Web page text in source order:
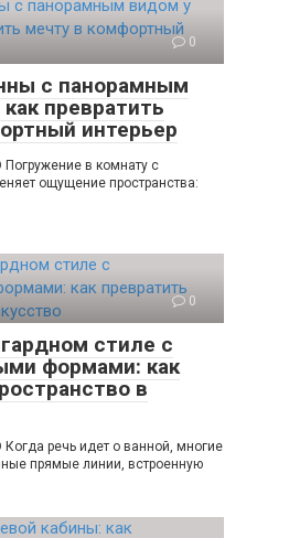
0
с панорамным
превратить
интерьер
Погружение в комнату с
ощущение пространства:
0
стиле с
формами: как
в
Когда речь идет о ванной, многие
прямые линии, встроенную